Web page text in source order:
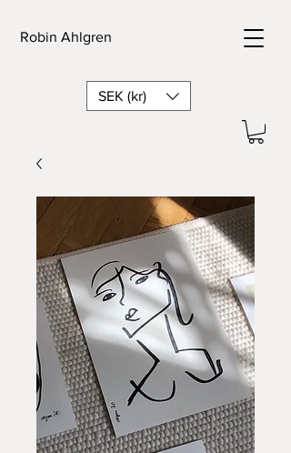
Robin Ahlgren
SEK (kr)